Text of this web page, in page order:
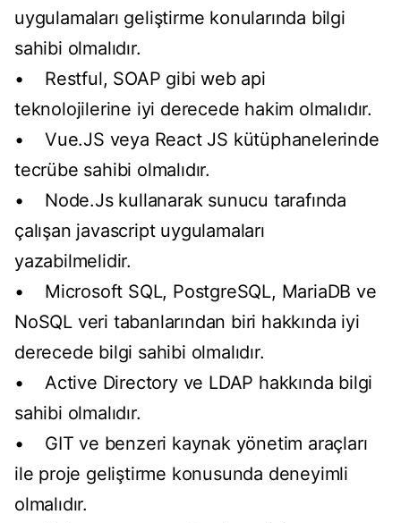
uygulamaları geliştirme konularında bilgi
sahibi olmalıdır.
• Restful, SOAP gibi web api
teknolojilerine iyi derecede hakim olmalıdır.
• Vue.JS veya React JS kütüphanelerinde
tecrübe sahibi olmalıdır.
• Node.Js kullanarak sunucu tarafında
çalışan javascript uygulamaları
yazabilmelidir.
• Microsoft SQL, PostgreSQL, MariaDB ve
NoSQL veri tabanlarından biri hakkında iyi
derecede bilgi sahibi olmalıdır.
• Active Directory ve LDAP hakkında bilgi
sahibi olmalıdır.
• GIT ve benzeri kaynak yönetim araçları
ile proje geliştirme konusunda deneyimli
olmalıdır.